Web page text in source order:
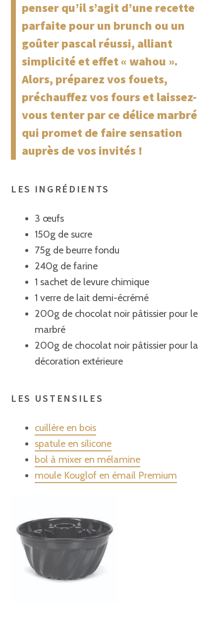
penser qu’il s’agit d’une recette
parfaite pour un brunch ou un
goûter pascal réussi, alliant
simplicité et effet « wahou ».
Alors, préparez vos fouets,
préchauffez vos fours et laissez-
vous tenter par ce délice marbré
qui promet de faire sensation
auprès de vos invités !
LES INGRÉDIENTS
3 œufs
150g de sucre
75g de beurre fondu
240g de farine
1 sachet de levure chimique
1 verre de lait demi-écrémé
200g de chocolat noir pâtissier pour le
marbré
200g de chocolat noir pâtissier pour la
décoration extérieure
LES USTENSILES
cuillère en bois
spatule en silicone
bol à mixer en mélamine
moule Kouglof en émail Premium